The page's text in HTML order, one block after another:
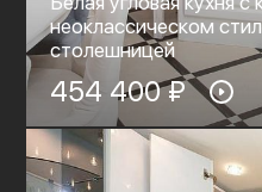
неоклассическом
столешницей
454 400 ₽